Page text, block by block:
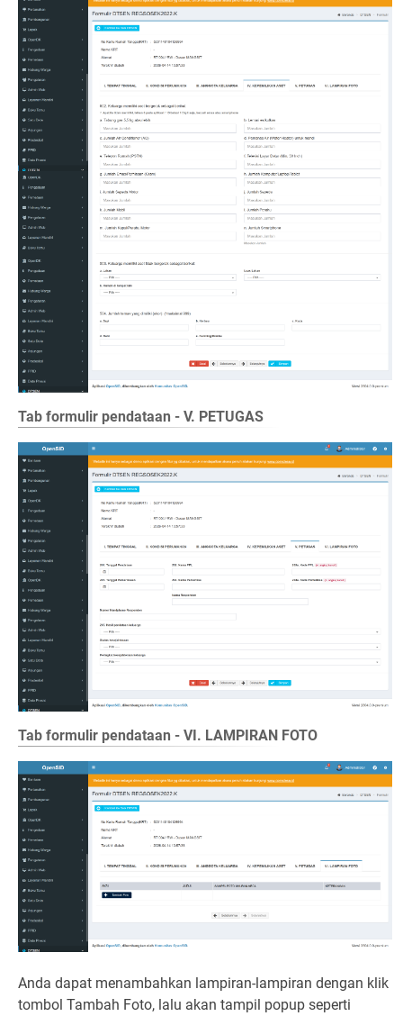
Tab formulir pendataan - V. PETUGAS
Tab formulir pendataan - VI. LAMPIRAN FOTO
Anda dapat menambahkan lampiran-lampiran dengan klik
tombol Tambah Foto, lalu akan tampil popup seperti